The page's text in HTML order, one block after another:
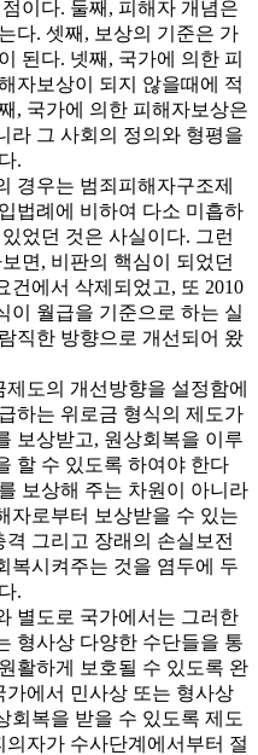
이다. 둘째, 피해자 개념은
다. 셋째, 보상의 기준은 가
된다. 넷째, 국가에 의한 피
자보상이 되지 않을때에 적
, 국가에 의한 피해자보상은
라 그 사회의 정의와 형평을
.
경우는 범죄피해자구조제
법례에 비하여 다소 미흡하
었던 것은 사실이다. 그런
면, 비판의 핵심이 되었던
건에서 삭제되었고, 또 2010
이 월급을 기준으로 하는 실
직한 방향으로 개선되어 왔
도의 개선방향을 설정함에
하는 위로금 형식의 제도가
보상받고, 원상회복을 이루
할 수 있도록 하여야 한다
보상해 주는 차원이 아니라
자로부터 보상받을 수 있는
그리고 장래의 손실보전
복시켜주는 것을 염두에 두
.
별도로 국가에서는 그러한
형사상 다양한 수단들을 통
활하게 보호될 수 있도록 완
에서 민사상 또는 형사상
회복을 받을 수 있도록 제도
자가 수사단계에서부터 절